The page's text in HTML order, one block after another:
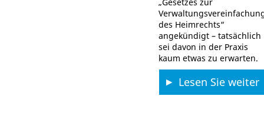
des Heimrechts“
angekündigt – tatsächlich
sei davon in der Praxis
kaum etwas zu erwarten.
Lesen Sie weiter